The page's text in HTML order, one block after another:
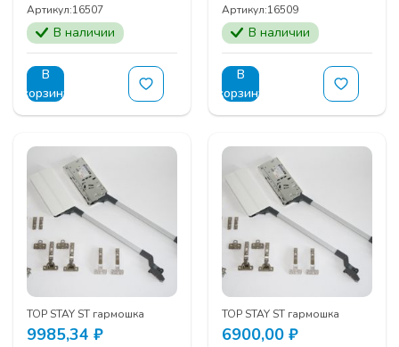
Артикул:16507
В наличии
В
корзину
Артикул:16509
В наличии
В
корзину
TOP STAY ST гармошка
9985,34 ₽
TOP STAY ST гармошка
6900,00 ₽